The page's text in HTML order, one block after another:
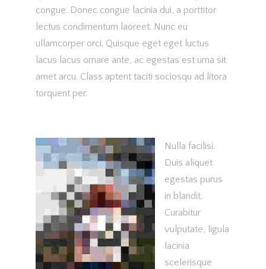
congue. Donec congue lacinia dui, a porttitor
lectus condimentum laoreet. Nunc eu
ullamcorper orci. Quisque eget eget luctus
lacus lacus ornare ante, ac egestas est urna sit
amet arcu. Class aptent taciti sociosqu ad litora
torquent per.
Nulla facilisi.
Duis aliquet
egestas purus
in blandit.
Curabitur
vulputate, ligula
lacinia
scelerisque